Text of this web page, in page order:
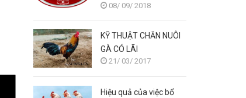
08/ 09/ 2018
KỸ THUẬT CHĂN NUÔI
GÀ CÓ LÃI
21/ 03/ 2017
Hiệu quả của việc bổ